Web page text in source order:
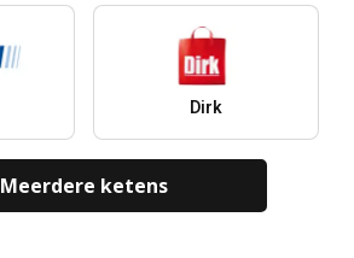
Dirk
Meerdere ketens